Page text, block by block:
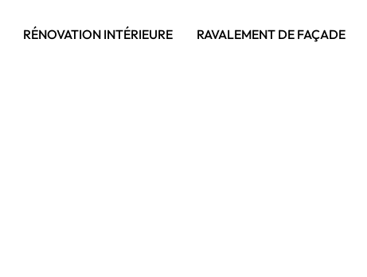
RÉNOVATION INTÉRIEURE RAVALEMENT DE FAÇADE